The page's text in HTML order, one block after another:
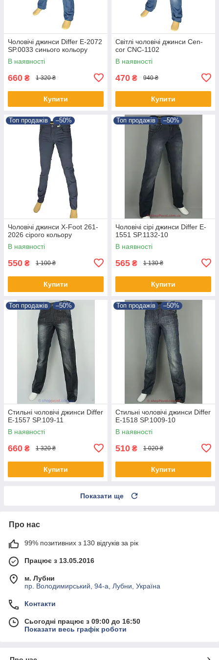
Чоловічі джинси Differ E-2072
SP.0033 синього кольору
В наявності
660 ₴ 1 320 ₴
Купити
Світлі чоловічі джинси Cen-
cor CNC-1102
В наявності
470 ₴ 940 ₴
Купити
Топ продажів –50%
Чоловічі джинси X-Foot 261-
2026 сірого кольору
В наявності
550 ₴ 1 100 ₴
Купити
Топ продажів –50%
Чоловічі сірі джинси Differ E-
1551 SP.1132-10
В наявності
565 ₴ 1 130 ₴
Купити
Топ продажів –50%
Стильні чоловічі джинси Differ
E-1557 SP.109-11
В наявності
660 ₴ 1 320 ₴
Купити
Топ продажів –50%
Стильні чоловічі джинси Differ
E-1518 SP.1009-10
В наявності
510 ₴ 1 020 ₴
Купити
Показати ще
Про нас
99% позитивних з 130 відгуків за рік
Працює з 13.05.2016
м. Лубни
пр. Володимирський, 94-а, Лубни, Україна
Контакти
Сьогодні працює з 09:00 до 16:50
Показати весь графік роботи